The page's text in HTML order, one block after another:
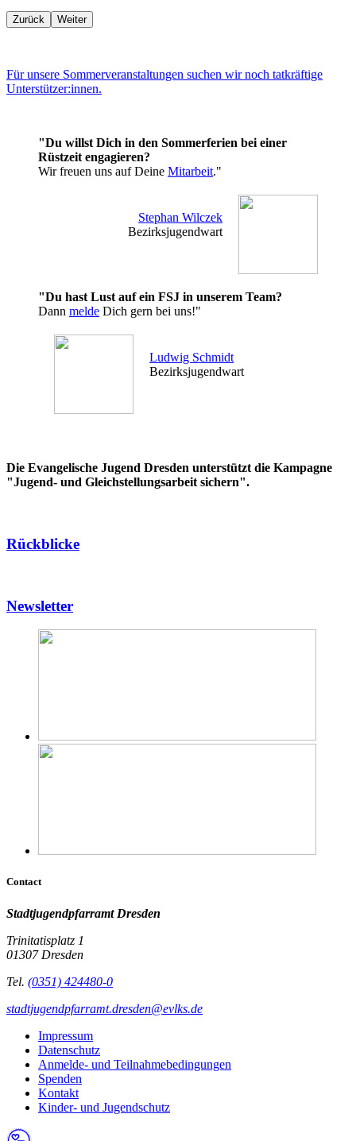
Zurück Weiter
Für unsere Sommerveranstaltungen suchen wir noch tatkräftige
Unterstützer:innen.
"Du willst Dich in den Sommerferien bei einer
Rüstzeit engagieren?
Wir freuen uns auf Deine Mitarbeit."
Stephan Wilczek
Bezirksjugendwart
"Du hast Lust auf ein FSJ in unserem Team?
Dann melde Dich gern bei uns!"
Ludwig Schmidt
Bezirksjugendwart
Die Evangelische Jugend Dresden unterstützt die Kampagne
"Jugend- und Gleichstellungsarbeit sichern".
Rückblicke
Newsletter
Contact
Stadtjugendpfarramt Dresden
Trinitatisplatz 1
01307 Dresden
Tel. (0351) 424480-0
stadtjugendpfarramt.dresden@evlks.de
Impressum
Datenschutz
Anmelde- und Teilnahmebedingungen
Spenden
Kontakt
Kinder- und Jugendschutz